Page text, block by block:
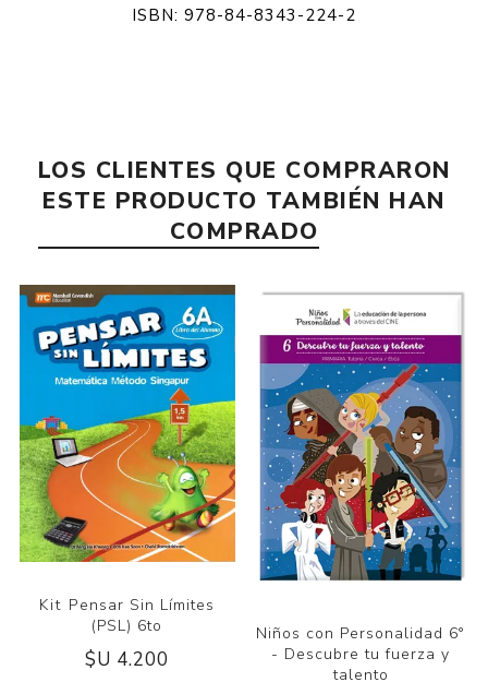
ISBN: 978-84-8343-224-2
LOS CLIENTES QUE COMPRARON
ESTE PRODUCTO TAMBIÉN HAN
COMPRADO
Kit Pensar Sin Límites
(PSL) 6to
$U 4.200
Niños con Personalidad 6°
- Descubre tu fuerza y
talento